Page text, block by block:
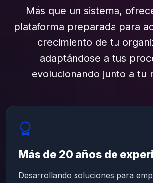
Más que un sistema,
plataforma preparada para
crecimiento de tu
adaptándose a tus
evolucionando junto a tu
Más de 20 años de
Desarrollando soluciones para